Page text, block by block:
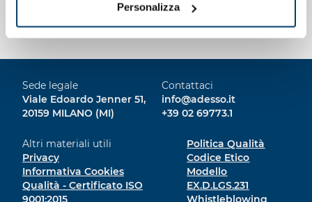
Personalizza
Sede legale
Viale Edoardo Jenner 51,
20159 MILANO (MI)
Contattaci
info@adesso.it
+39 02 69773.1
Altri materiali utili
Privacy
Informativa Cookies
Qualità - Certificato ISO
9001:2015
Politica Qualità
Codice Etico
Modello
EX.D.LGS.231
Whistleblowing